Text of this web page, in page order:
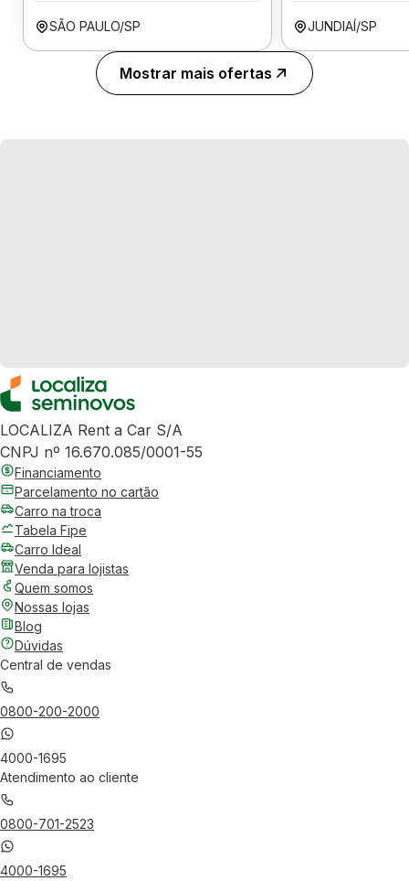
SÃO PAULO/SP JUNDIAÍ/SP
Mostrar mais ofertas
LOCALIZA Rent a Car S/A
CNPJ nº 16.670.085/0001-55
Financiamento
Parcelamento no cartão
Carro na troca
Tabela Fipe
Carro Ideal
Venda para lojistas
Quem somos
Nossas lojas
Blog
Dúvidas
Central de vendas
0800-200-2000
4000-1695
Atendimento ao cliente
0800-701-2523
4000-1695